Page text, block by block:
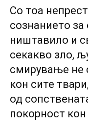
Со тоа
сознанието
ништавило и
секакво зло,
смирување не
кон сите
од
покорност кон